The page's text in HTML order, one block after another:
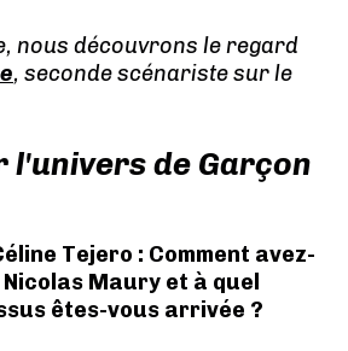
nous découvrons le regard
, seconde scénariste sur le
l'univers de Garçon
Tejero : Comment avez-
Maury et à quel
êtes-vous arrivée ?